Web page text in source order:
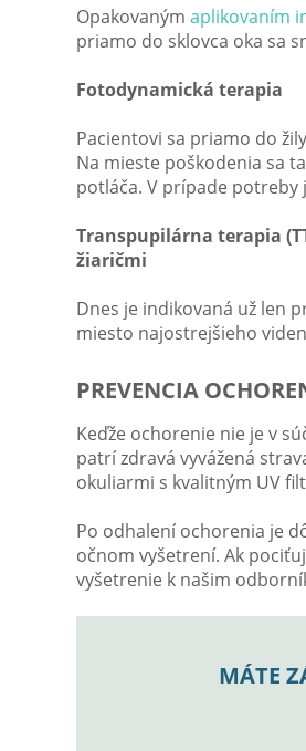
Opakovaným aplikovaním
priamo do sklovca oka sa
Fotodynamická terapia
Pacientovi sa priamo do
Na mieste poškodenia sa
potláča. V prípade potreby
Transpupilárna terapia
žiaričmi
Dnes je indikovaná už len
miesto najostrejšieho
PREVENCIA
Keďže ochorenie nie je v
patrí zdravá vyvážená
okuliarmi s kvalitným UV
Po odhalení ochorenia je
očnom vyšetrení. Ak
vyšetrenie k našim
MÁTE